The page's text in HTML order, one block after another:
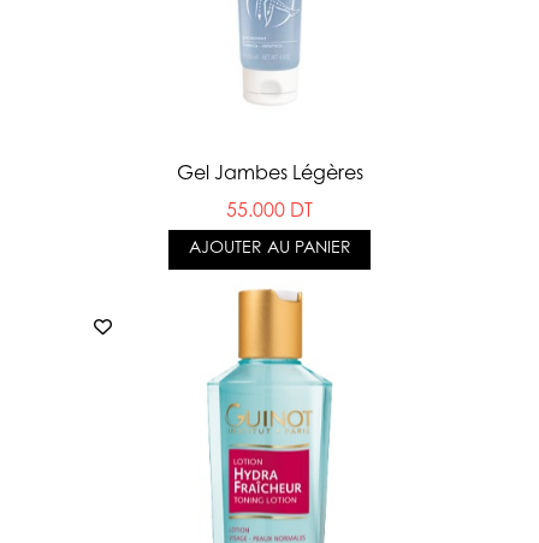
Gel Jambes Légères
55.000 DT
AJOUTER AU PANIER